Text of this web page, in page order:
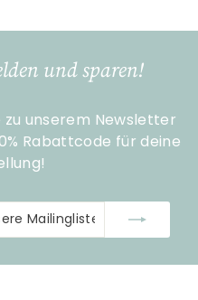
und sparen!
unserem Newsletter
Rabattcode für deine
Melden
Sie
für
Abonnieren